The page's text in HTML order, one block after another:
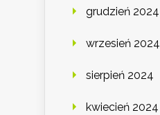
grudzień 2024
wrzesień 2024
sierpień 2024
kwiecień 2024